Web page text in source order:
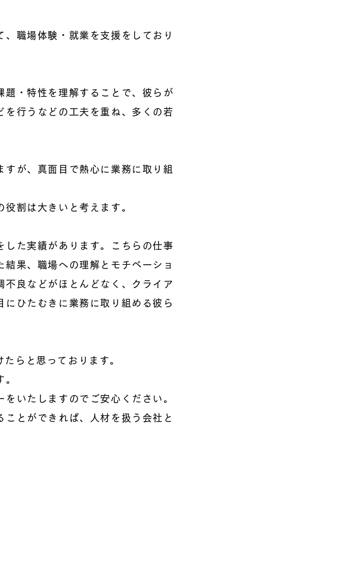
職場体験・就業を支援をしており
・特性を理解することで、彼らが
行うなどの工夫を重ね、多くの若
が、真面目で熱心に業務に取り組
割は大きいと考えます。
た実績があります。こちらの仕事
果、職場への理解とモチベーショ
良などがほとんどなく、クライア
ひたむきに業務に取り組める彼ら
らと思っております。
いたしますのでご安心ください。
とができれば、人材を扱う会社と